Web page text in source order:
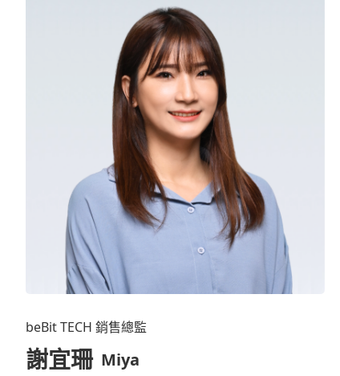
beBit TECH 銷售總監
謝宜珊 Miya